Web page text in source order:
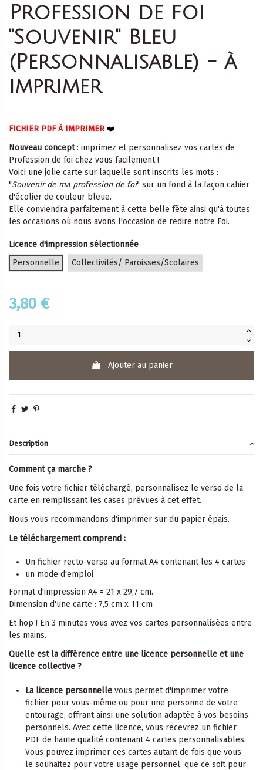
Profession de foi
"Souvenir" Bleu
(Personnalisable) - à
imprimer
FICHIER PDF À IMPRIMER❤️
Nouveau concept: imprimez et personnalisez vos cartes de
Profession de foi chez vous facilement !
Voici une jolie carte sur laquelle sont inscrits les mots :
"Souvenir de ma profession de foi" sur un fond à la façon cahier
d'écolier de couleur bleue.
Elle conviendra parfaitement à cette belle fête ainsi qu'à toutes
les occasions où nous avons l'occasion de redire notre Foi.
Licence d'impression sélectionnée
Personnelle
Collectivités/ Paroisses/Scolaires
3,80 €
Ajouter au panier
Description
Comment ça marche ?
Une fois votre fichier téléchargé, personnalisez le verso de la
carte en remplissant les cases prévues à cet effet.
Nous vous recommandons d'imprimer sur du papier épais.
Le téléchargement comprend :
Un fichier recto-verso au format A4 contenant les 4 cartes
un mode d'emploi
Format d'impression A4 = 21 x 29,7 cm.
Dimension d'une carte : 7,5 cm x 11 cm
Et hop ! En 3 minutes vous avez vos cartes personnalisées entre
les mains.
Quelle est la différence entre une licence personnelle et une
licence collective ?
La licence personnelle vous permet d'imprimer votre
fichier pour vous-même ou pour une personne de votre
entourage, offrant ainsi une solution adaptée à vos besoins
personnels. Avec cette licence, vous recevrez un fichier
PDF de haute qualité contenant 4 cartes personnalisables.
Vous pouvez imprimer ces cartes autant de fois que vous
le souhaitez pour votre usage personnel, que ce soit pour